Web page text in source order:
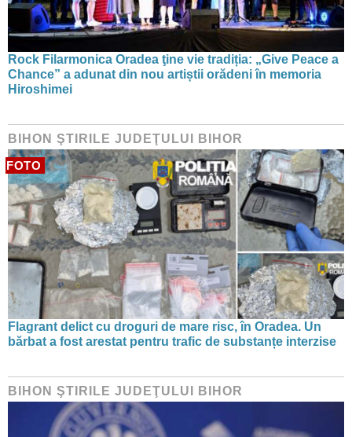
Rock Filarmonica Oradea ţine vie tradiția: „Give Peace a
Chance” a adunat din nou artiștii orădeni în memoria
Hiroshimei
BIHON ŞTIRILE JUDEŢULUI BIHOR
FOTO
Flagrant delict cu droguri de mare risc, în Oradea. Un
bărbat a fost arestat pentru trafic de substanțe interzise
BIHON ŞTIRILE JUDEŢULUI BIHOR